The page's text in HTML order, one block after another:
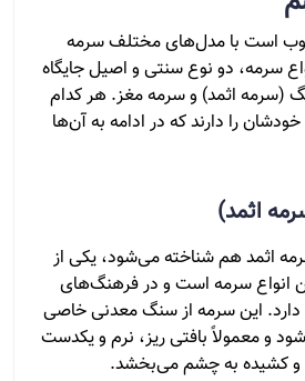
است با مدل‌های مختلف سرمه
سرمه، دو نوع سنتی و اصیل جایگاه
(سرمه اثمد) و سرمه مغز. هر کدام
را دارند که در ادامه به آن‌ها
اثمد)
اثمد هم شناخته می‌شود، یکی از
انواع سرمه است و در فرهنگ‌های
دارد. این سرمه از سنگ معدنی خاصی
و معمولاً بافتی ریز، نرم و یکدست
و کشیده به چشم می‌بخشد.